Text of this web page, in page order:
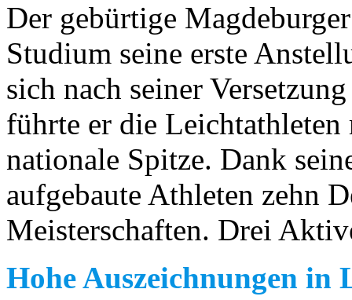
Der gebürtige
Studium seine erste
sich nach seiner
führte er die
nationale Spitze. Dank
aufgebaute Athleten zehn
Meisterschaften. Drei
Hohe Auszeichnungen in